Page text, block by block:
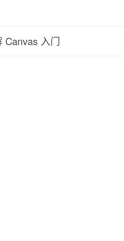
Canvas 入门